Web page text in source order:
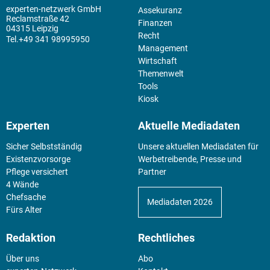
experten-netzwerk GmbH
Reclamstraße 42
04315 Leipzig
+49 341 98995950
Assekuranz
Finanzen
Recht
Management
Wirtschaft
Themenwelt
Tools
Kiosk
Experten
Sicher Selbstständig
Existenz­vorsorge
Pflege versichert
4 Wände
Chefsache
Fürs Alter
Aktuelle Mediadaten
Unsere aktuellen Mediadaten für
Werbetreibende, Presse und
Partner
Mediadaten 2026
Redaktion
Über uns
Rechtliches
Abo